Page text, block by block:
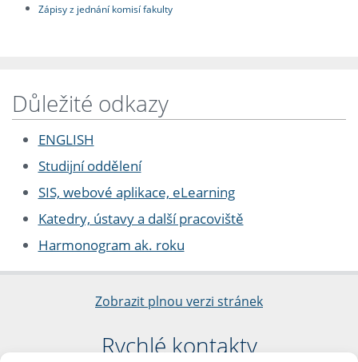
Zápisy z jednání komisí fakulty
Důležité odkazy
ENGLISH
Studijní oddělení
SIS, webové aplikace, eLearning
Katedry, ústavy a další pracoviště
Harmonogram ak. roku
Zobrazit plnou verzi stránek
Rychlé kontakty